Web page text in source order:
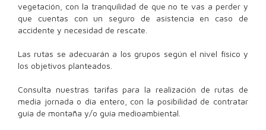
vegetación, con la tranquilidad de que no te vas a perder y
que cuentas con un seguro de asistencia en caso de
accidente y necesidad de rescate.
Las rutas se adecuarán a los grupos según el nivel físico y
los objetivos planteados.
Consulta nuestras tarifas para la realización de rutas de
media jornada o día entero, con la posibilidad de contratar
guía de montaña y/o guía medioambiental.